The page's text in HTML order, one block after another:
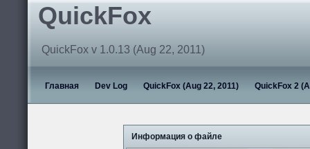
QuickFox
QuickFox v 1.0.13 (Aug 22, 2011)
Главная Dev Log QuickFox (Aug 22, 2011) QuickFox 2
Информация о файле